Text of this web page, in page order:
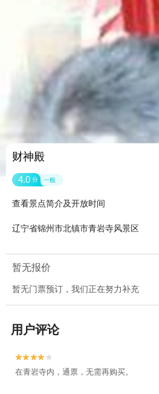
财神殿
4.0 分 一般
查看景点简介及开放时间
辽宁省锦州市北镇市青岩寺风景区
暂无报价
暂无门票预订，我们正在努力补充
用户评论


在青岩寺内，通票，无需再购买。